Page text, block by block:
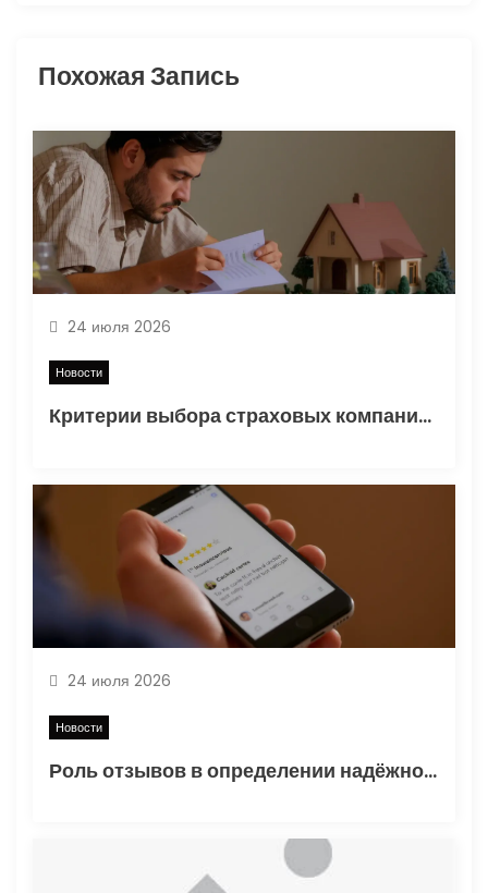
я
о
з
а
п
и
м
Похожая Запись
24 июля 2026
Новости
Критерии выбора страховых компаний для недвижимости и ипотеки: анализ надежности и отзывов
24 июля 2026
Новости
Роль отзывов в определении надёжности и качества обслуживания страховых компаний